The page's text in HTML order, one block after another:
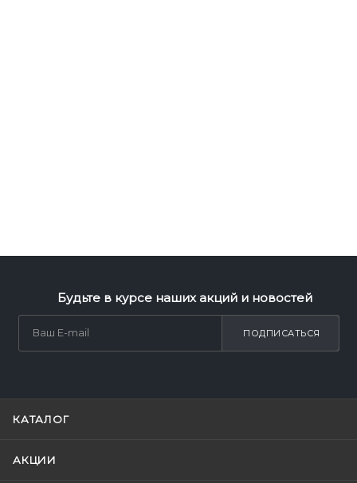
Будьте в курсе наших акций и новостей
ПОДПИСАТЬСЯ
КАТАЛОГ
АКЦИИ